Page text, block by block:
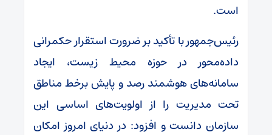
است.
رئیس‌جمهور با تأکید بر ضرورت استقرار حکمرانی
داده‌محور در حوزه محیط زیست، ایجاد
سامانه‌های هوشمند رصد و پایش برخط مناطق
تحت مدیریت را از اولویت‌های اساسی این
سازمان دانست و افزود: در دنیای امروز امکان